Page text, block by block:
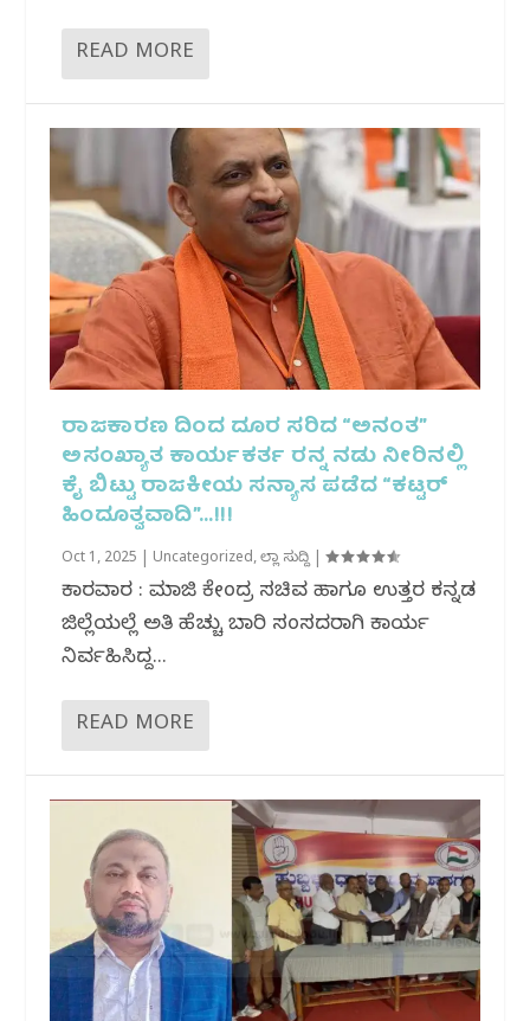
READ MORE
ರಾಜಕಾರಣ ದಿಂದ ದೂರ ಸರಿದ “ಅನಂತ”
ಅಸಂಖ್ಯಾತ ಕಾರ್ಯಕರ್ತ ರನ್ನ ನಡು ನೀರಿನಲ್ಲಿ
ಕೈ ಬಿಟ್ಟು ರಾಜಕೀಯ ಸನ್ಯಾಸ ಪಡೆದ “ಕಟ್ಟರ್
ಹಿಂದೂತ್ವವಾದಿ”…!!!
Oct 1, 2025 Uncategorized,ಜಿಲ್ಲಾ ಸುದ್ದಿ|
ಕಾರವಾರ : ಮಾಜಿ ಕೇಂದ್ರ ಸಚಿವ ಹಾಗೂ ಉತ್ತರ ಕನ್ನಡ
ಜಿಲ್ಲೆಯಲ್ಲೆ ಅತಿ ಹೆಚ್ಚು ಬಾರಿ ಸಂಸದರಾಗಿ ಕಾರ್ಯ
ನಿರ್ವಹಿಸಿದ್ದ...
READ MORE